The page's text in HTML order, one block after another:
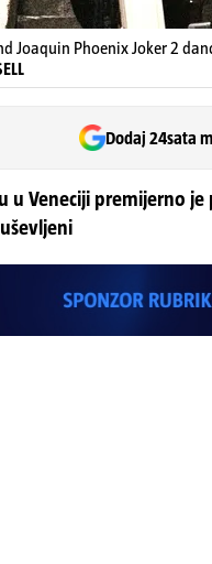
Joaquin Phoenix Joker 2
Dodaj 24sata
u Veneciji premijerno